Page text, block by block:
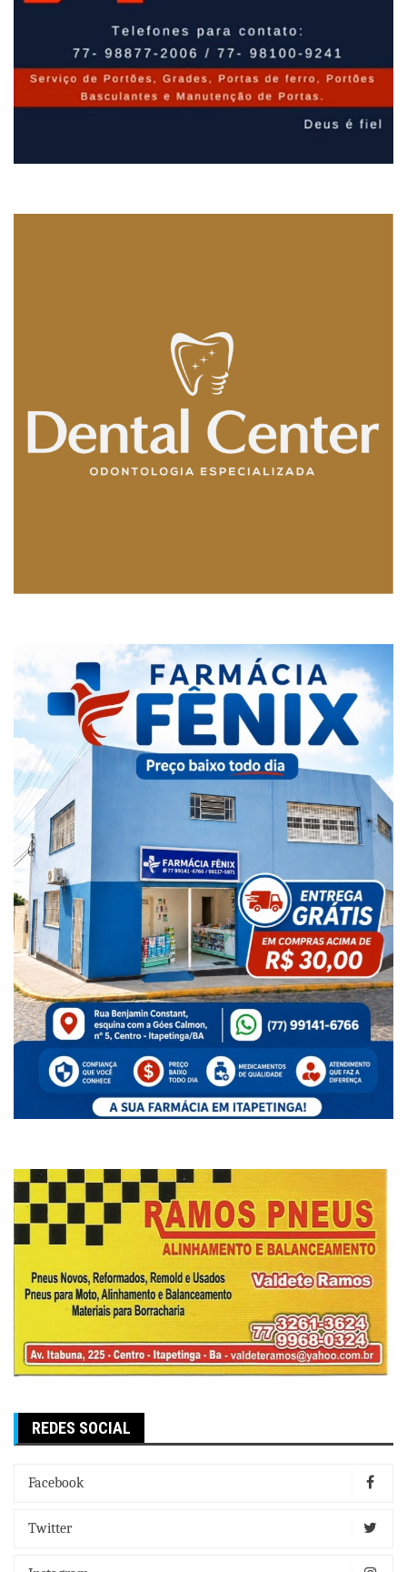
REDES SOCIAL
Facebook
Twitter